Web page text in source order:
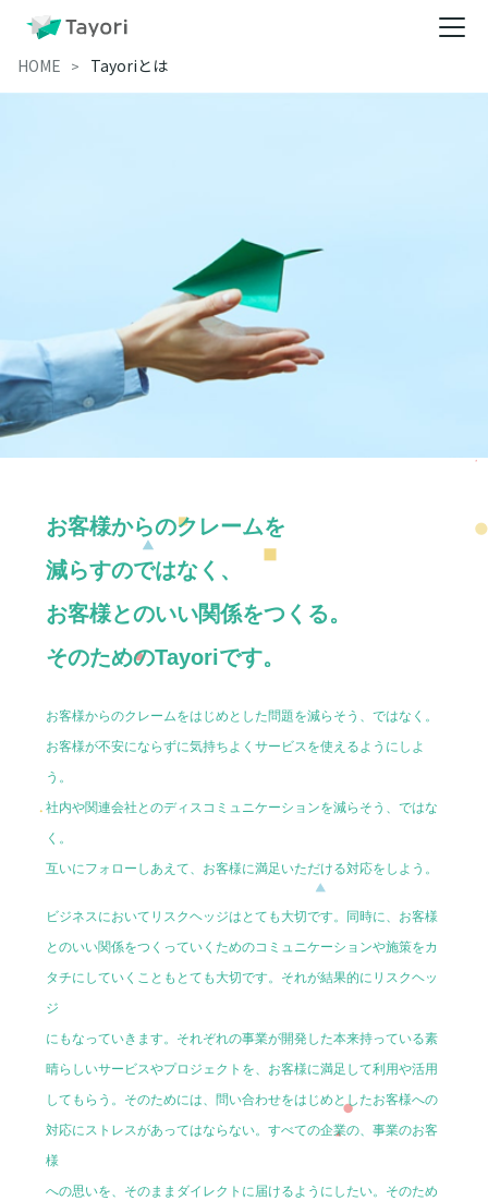
HOME Tayoriとは
お客様からのクレームを
減らすのではなく、
お客様とのいい関係をつくる。
そのためのTayoriです。
お客様からのクレームをはじめとした問題を減らそう、ではなく。
お客様が不安にならずに気持ちよくサービスを使えるようにしよ
う。
社内や関連会社とのディスコミュニケーションを減らそう、ではな
く。
互いにフォローしあえて、お客様に満足いただける対応をしよう。
ビジネスにおいてリスクヘッジはとても大切です。同時に、お客様
とのいい関係をつくっていくためのコミュニケーションや施策をカ
タチにしていくこともとても大切です。それが結果的にリスクヘッ
ジ
にもなっていきます。それぞれの事業が開発した本来持っている素
晴らしいサービスやプロジェクトを、お客様に満足して利用や活用
してもらう。そのためには、問い合わせをはじめとしたお客様への
対応にストレスがあってはならない。すべての企業の、事業のお客
様
への思いを、そのままダイレクトに届けるようにしたい。そのため